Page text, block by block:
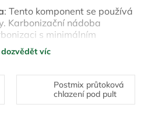
: Tento komponent se používá
Karbonizační nádoba
s minimálním
precizní kontrolu nad
sodové vody je tato
v postmix ventilu. Tento ventil
a míchání, což vytváří
víc
Postmix průtoková
chlazení pod pult